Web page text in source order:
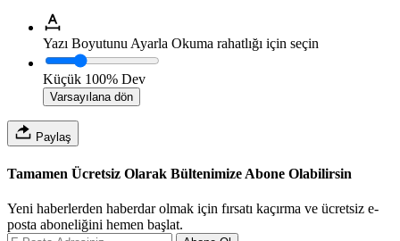
Yazı Boyutunu Ayarla Okuma rahatlığı için seçin
Küçük 100% Dev
Varsayılana dön
Paylaş
Tamamen Ücretsiz Olarak Bültenimize Abone Olabilirsin
Yeni haberlerden haberdar olmak için fırsatı kaçırma ve ücretsiz e-
posta aboneliğini hemen başlat.